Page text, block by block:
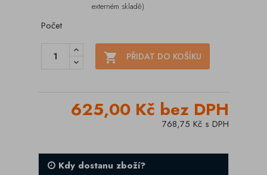
externém skladě)
Počet
 PŘIDAT DO KOŠÍKU
625,00 Kč bez DPH
768,75 Kč s DPH
Kdy dostanu zboží?